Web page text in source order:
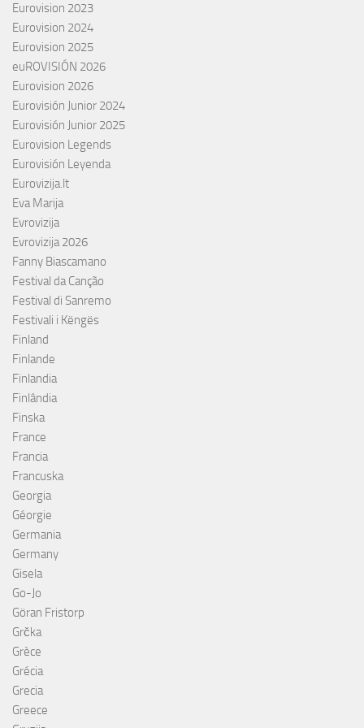
Eurovision 2023
Eurovision 2024
Eurovision 2025
euROVISIÓN 2026
Eurovision 2026
Eurovisión Junior 2024
Eurovisión Junior 2025
Eurovision Legends
Eurovisión Leyenda
Eurovizija.lt
Eva Marija
Evrovizija
Evrovizija 2026
Fanny Biascamano
Festival da Canção
Festival di Sanremo
Festivali i Këngës
Finland
Finlande
Finlandia
Finlândia
Finska
France
Francia
Francuska
Georgia
Géorgie
Germania
Germany
Gisela
Go-Jo
Göran Fristorp
Grčka
Grèce
Grécia
Grecia
Greece